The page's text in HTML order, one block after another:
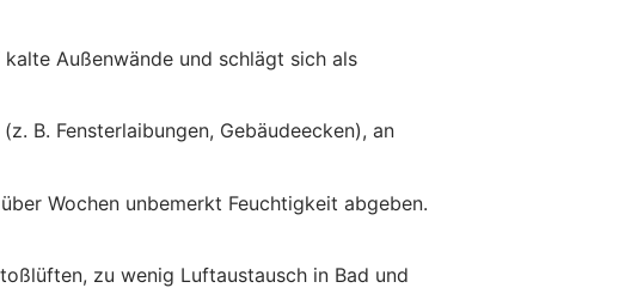
Außenwände und schlägt sich als
B. Fensterlaibungen, Gebäudeecken), an
Wochen unbemerkt Feuchtigkeit abgeben.
zu wenig Luftaustausch in Bad und